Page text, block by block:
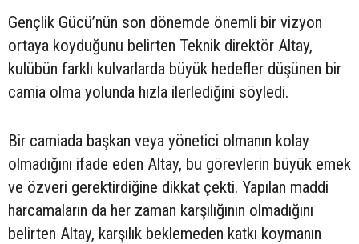
Gençlik Gücü’nün son dönemde önemli bir vizyon
ortaya koyduğunu belirten Teknik direktör Altay,
kulübün farklı kulvarlarda büyük hedefler düşünen bir
camia olma yolunda hızla ilerlediğini söyledi.
Bir camiada başkan veya yönetici olmanın kolay
olmadığını ifade eden Altay, bu görevlerin büyük emek
ve özveri gerektirdiğine dikkat çekti. Yapılan maddi
harcamaların da her zaman karşılığının olmadığını
belirten Altay, karşılık beklemeden katkı koymanın